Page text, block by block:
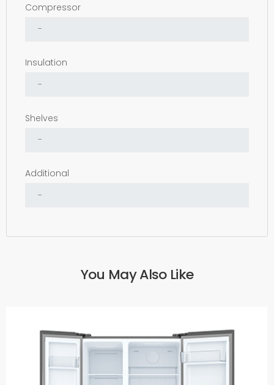
Compressor
Insulation
Shelves
Additional
You May Also Like